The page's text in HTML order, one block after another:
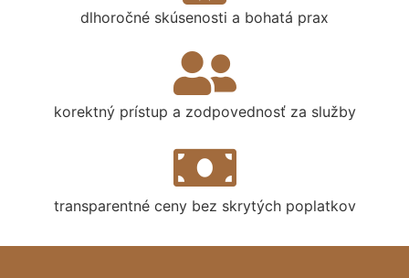
dlhoročné skúsenosti a bohatá prax
korektný prístup a zodpovednosť za služby
transparentné ceny bez skrytých poplatkov